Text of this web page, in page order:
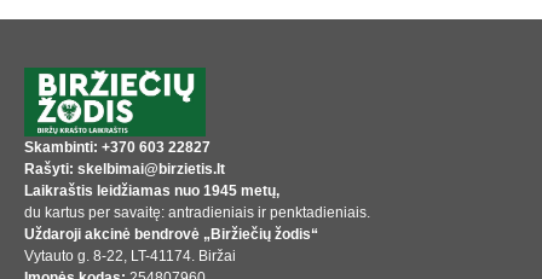
Skambinti: +370 603 22827
Rašyti: skelbimai@birzietis.lt
Laikraštis leidžiamas nuo 1945 metų,
du kartus per savaitę: antradieniais ir penktadieniais.
Uždaroji akcinė bendrovė „Biržiečių žodis“
Vytauto g. 8-22, LT-41174. Biržai